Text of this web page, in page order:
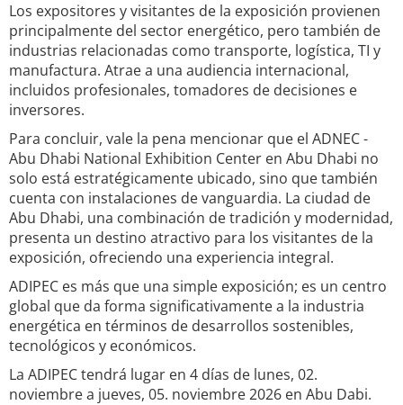
Los expositores y visitantes de la exposición provienen
principalmente del sector energético, pero también de
industrias relacionadas como transporte, logística, TI y
manufactura. Atrae a una audiencia internacional,
incluidos profesionales, tomadores de decisiones e
inversores.
Para concluir, vale la pena mencionar que el ADNEC -
Abu Dhabi National Exhibition Center en Abu Dhabi no
solo está estratégicamente ubicado, sino que también
cuenta con instalaciones de vanguardia. La ciudad de
Abu Dhabi, una combinación de tradición y modernidad,
presenta un destino atractivo para los visitantes de la
exposición, ofreciendo una experiencia integral.
ADIPEC es más que una simple exposición; es un centro
global que da forma significativamente a la industria
energética en términos de desarrollos sostenibles,
tecnológicos y económicos.
La ADIPEC tendrá lugar en 4 días de lunes, 02.
noviembre a jueves, 05. noviembre 2026 en Abu Dabi.